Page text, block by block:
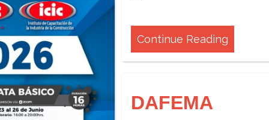
Continue Reading
DAFEMA